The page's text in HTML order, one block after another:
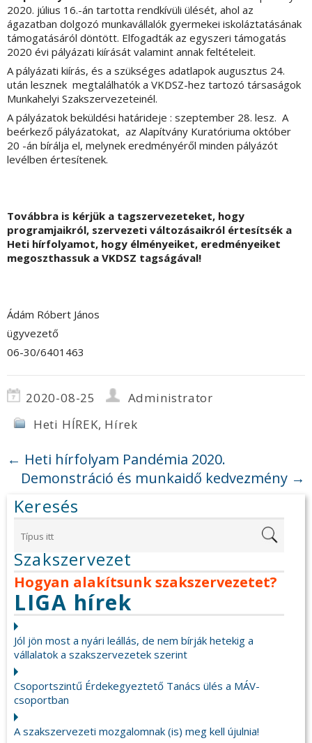
2020. július 16.-án tartotta rendkívüli ülését, ahol az
ágazatban dolgozó munkavállalók gyermekei iskoláztatásának
támogatásáról döntött. Elfogadták az egyszeri támogatás
2020 évi pályázati kiírását valamint annak feltételeit.
A pályázati kiírás, és a szükséges adatlapok augusztus 24.
után lesznek megtalálhatók a VKDSZ-hez tartozó társaságok
Munkahelyi Szakszervezeteinél.
A pályázatok beküldési határideje : szeptember 28. lesz. A
beérkező pályázatokat, az Alapítvány Kuratóriuma október
20 -án bírálja el, melynek eredményéről minden pályázót
levélben értesítenek.
Továbbra is kérjük a tagszervezeteket, hogy
programjaikról, szervezeti változásaikról értesítsék a
Heti hírfolyamot, hogy élményeiket, eredményeiket
megoszthassuk a VKDSZ tagságával!
Ádám Róbert János
ügyvezető
06-30/6401463
2020-08-25
Administrator
Heti HÍREK, Hírek
← Heti hírfolyam Pandémia 2020.
Demonstráció és munkaidő kedvezmény →
Keresés
Szakszervezet
Hogyan alakítsunk szakszervezetet?
LIGA hírek
Jól jön most a nyári leállás, de nem bírják hetekig a
vállalatok a szakszervezetek szerint
Csoportszintű Érdekegyeztető Tanács ülés a MÁV-
csoportban
A szakszervezeti mozgalomnak (is) meg kell újulnia!